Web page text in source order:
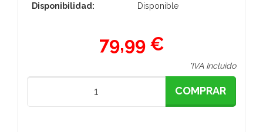
Disponibilidad: Disponible
79,99 €
*IVA Incluido
COMPRAR